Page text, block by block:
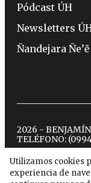
Utilizamos cookies
experiencia de
Pódcast ÚH
Newsletters
Ñandejara Ñe’ẽ
2026 -
TELÉFONO:
twitter